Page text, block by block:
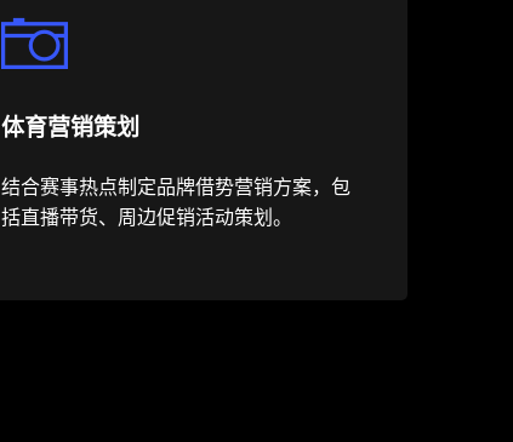
体育营销策划
结合赛事热点制定品牌借势营销方案，包
括直播带货、周边促销活动策划。